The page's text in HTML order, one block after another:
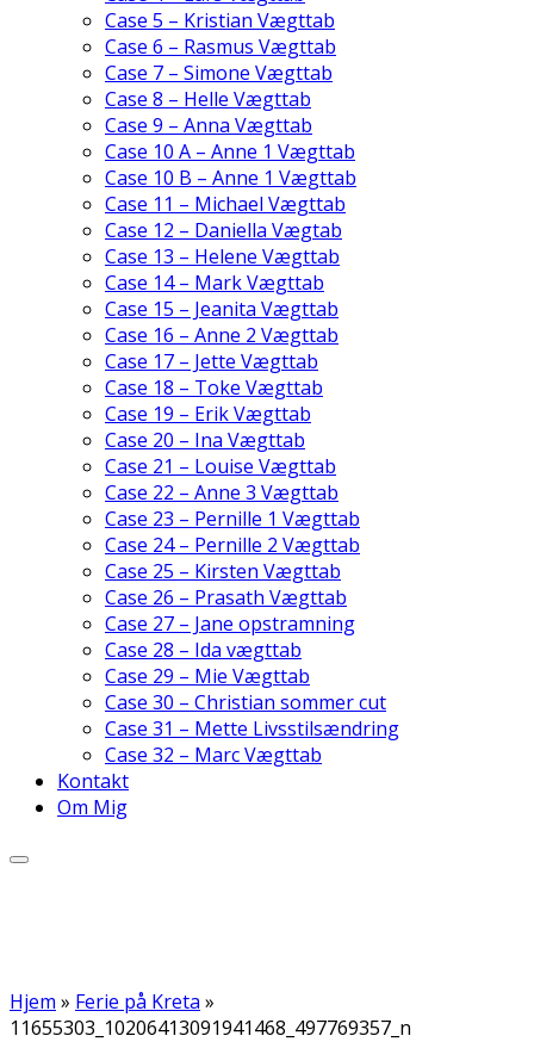
Case 5 – Kristian Vægttab
Case 6 – Rasmus Vægttab
Case 7 – Simone Vægttab
Case 8 – Helle Vægttab
Case 9 – Anna Vægttab
Case 10 A – Anne 1 Vægttab
Case 10 B – Anne 1 Vægttab
Case 11 – Michael Vægttab
Case 12 – Daniella Vægtab
Case 13 – Helene Vægttab
Case 14 – Mark Vægttab
Case 15 – Jeanita Vægttab
Case 16 – Anne 2 Vægttab
Case 17 – Jette Vægttab
Case 18 – Toke Vægttab
Case 19 – Erik Vægttab
Case 20 – Ina Vægttab
Case 21 – Louise Vægttab
Case 22 – Anne 3 Vægttab
Case 23 – Pernille 1 Vægttab
Case 24 – Pernille 2 Vægttab
Case 25 – Kirsten Vægttab
Case 26 – Prasath Vægttab
Case 27 – Jane opstramning
Case 28 – Ida vægttab
Case 29 – Mie Vægttab
Case 30 – Christian sommer cut
Case 31 – Mette Livsstilsændring
Case 32 – Marc Vægttab
Kontakt
Om Mig
Hjem » Ferie på Kreta »
11655303_10206413091941468_497769357_n